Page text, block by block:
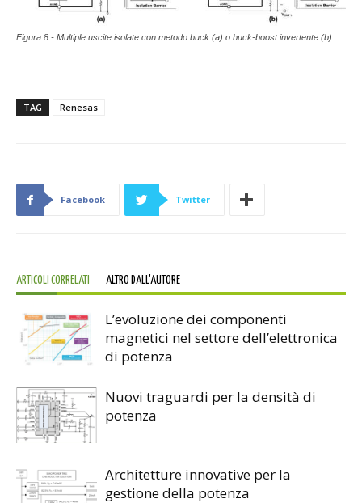
Figura 8 - Multiple uscite isolate con metodo buck (a) o buck-boost invertente (b)
TAG Renesas
Facebook Twitter
ARTICOLI CORRELATI ALTRO DALL'AUTORE
L’evoluzione dei componenti
magnetici nel settore dell’elettronica
di potenza
Nuovi traguardi per la densità di
potenza
Architetture innovative per la
gestione della potenza